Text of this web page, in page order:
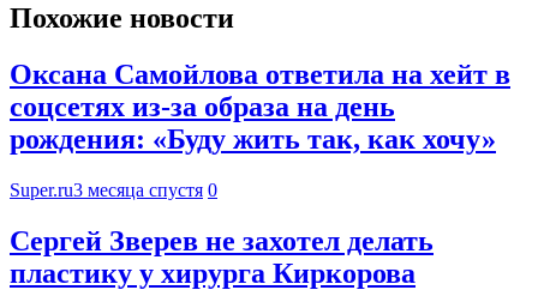
Похожие новости
Оксана Самойлова ответила на хейт в
соцсетях из-за образа на день
рождения: «Буду жить так, как хочу»
Super.ru3 месяца спустя 0
Сергей Зверев не захотел делать
пластику у хирурга Киркорова